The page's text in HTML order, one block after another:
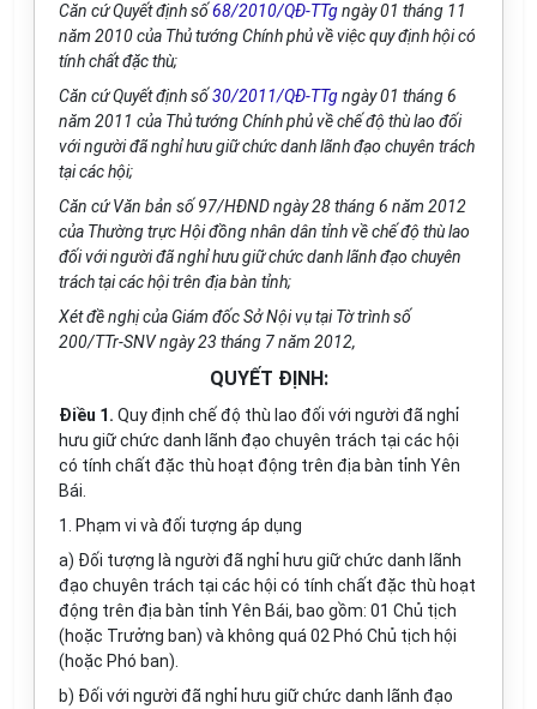
Căn cứ Quyết định số68/2010/QĐ-TTgngày 01 tháng 11
năm 2010 của Thủ tướng Chính phủ về việc quy định hội có
tính chất đặc thù;
Căn cứ Quyết định số30/2011/QĐ-TTgngày 01 tháng 6
năm 2011 của Thủ tướng Chính phủ về chế độ thù lao đối
với người đã nghỉ hưu giữ chức danh lãnh đạo chuyên trách
tại các hội;
Căn cứ Văn bản số 97/HĐND ngày 28 tháng 6 năm 2012
của Thường trực Hội đồng nhân dân tỉnh về chế độ thù lao
đối với người đã nghỉ hưu giữ chức danh lãnh đạo chuyên
trách tại các hội trên địa bàn tỉnh;
Xét đề nghị của Giám đốc Sở Nội vụ tại Tờ trình số
200/TTr-SNV ngày 23 tháng 7 năm 2012,
QUYẾT ĐỊNH:
Điều 1. Quy định chế độ thù lao đối với người đã nghỉ
hưu giữ chức danh lãnh đạo chuyên trách tại các hội
có tính chất đặc thù hoạt động trên địa bàn tỉnh Yên
Bái.
1. Phạm vi và đối tượng áp dụng
a) Đối tượng là người đã nghỉ hưu giữ chức danh lãnh
đạo chuyên trách tại các hội có tính chất đặc thù hoạt
động trên địa bàn tỉnh Yên Bái, bao gồm: 01 Chủ tịch
(hoặc Trưởng ban) và không quá 02 Phó Chủ tịch hội
(hoặc Phó ban).
b) Đối với người đã nghỉ hưu giữ chức danh lãnh đạo